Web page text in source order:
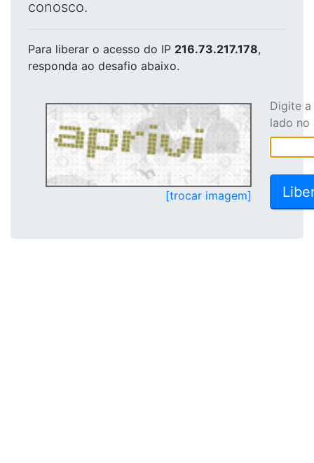
conosco.
Para liberar o acesso do IP 216.73.217.178,
responda ao desafio abaixo.
[trocar imagem]
Digite
lado no